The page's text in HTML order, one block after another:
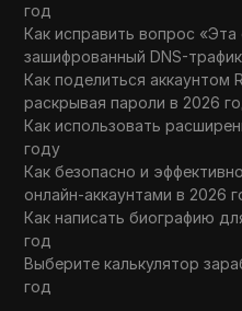
год
Как исправить вопрос «Эта
зашифрованный DNS-
Как поделиться аккаунтом
раскрывая пароли в 2026
Как использовать
году
Как безопасно и
онлайн-аккаунтами в 2026
Как написать биографию
год
Выберите калькулятор
год